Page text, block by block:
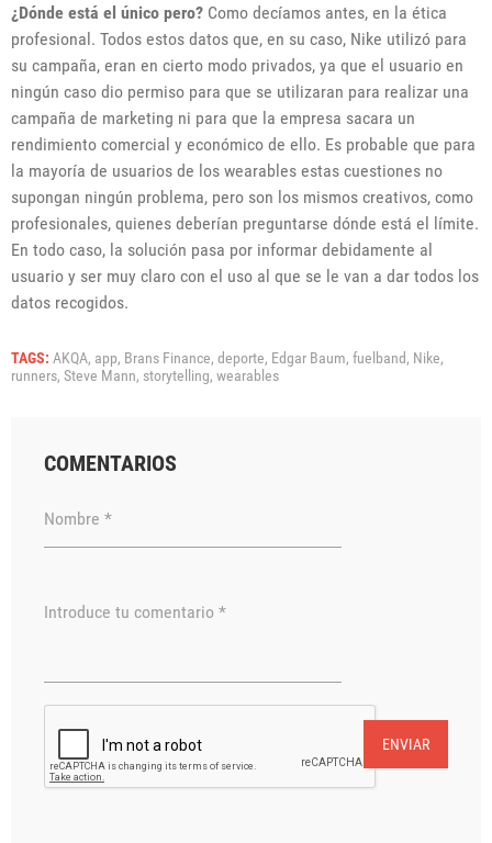
¿Dónde está el único pero? Como decíamos antes, en la ética
profesional. Todos estos datos que, en su caso, Nike utilizó para
su campaña, eran en cierto modo privados, ya que el usuario en
ningún caso dio permiso para que se utilizaran para realizar una
campaña de marketing ni para que la empresa sacara un
rendimiento comercial y económico de ello. Es probable que para
la mayoría de usuarios de los wearables estas cuestiones no
supongan ningún problema, pero son los mismos creativos, como
profesionales, quienes deberían preguntarse dónde está el límite.
En todo caso, la solución pasa por informar debidamente al
usuario y ser muy claro con el uso al que se le van a dar todos los
datos recogidos.
TAGS: AKQA, app, Brans Finance, deporte, Edgar Baum, fuelband, Nike,
runners, Steve Mann, storytelling, wearables
COMENTARIOS
Nombre *
Introduce tu comentario *
ENVIAR